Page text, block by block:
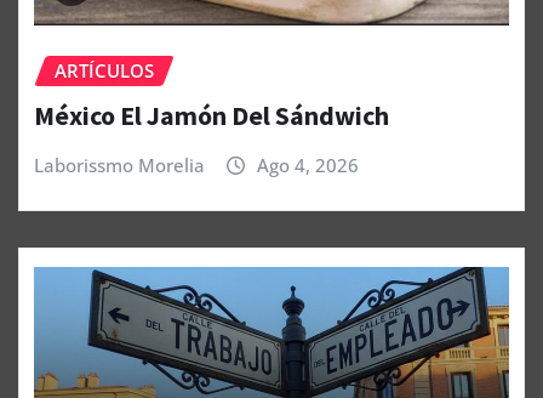
ARTÍCULOS
México El Jamón Del Sándwich
Laborissmo Morelia Ago 4, 2026